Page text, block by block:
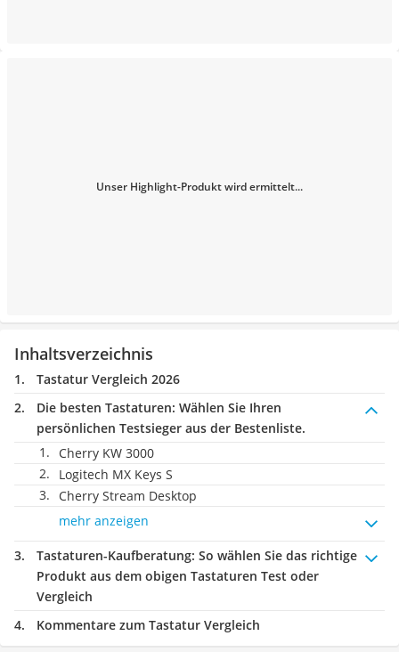
Unser Highlight-Produkt wird ermittelt...
Inhaltsverzeichnis
Tastatur Vergleich 2026
Die besten Tastaturen: Wählen Sie Ihren
persönlichen Testsieger aus der Bestenliste.
Cherry KW 3000
Logitech MX Keys S
Cherry Stream Desktop
mehr anzeigen
Tastaturen-Kaufberatung: So wählen Sie das richtige
Produkt aus dem obigen Tastaturen Test oder
Vergleich
Kommentare zum Tastatur Vergleich